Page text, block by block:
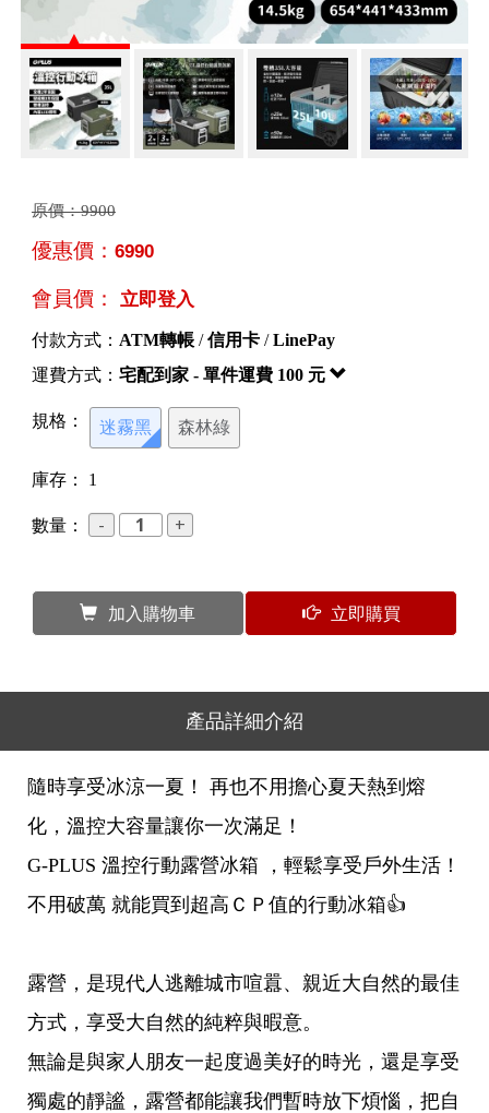
原價：9900
優惠價： 6990
會員價： 立即登入
付款方式： ATM轉帳/信用卡/LinePay
運費方式： 宅配到家 - 單件運費 100 元
規格： 迷霧黑 森林綠
庫存： 1
數量：
加入購物車 立即購買
產品詳細介紹
隨時享受冰涼一夏！ 再也不用擔心夏天熱到熔
化，溫控大容量讓你一次滿足！
G-PLUS 溫控行動露營冰箱 ，輕鬆享受戶外生活！
不用破萬 就能買到超高ＣＰ值的行動冰箱👍
露營，是現代人逃離城市喧囂、親近大自然的最佳
方式，享受大自然的純粹與暇意。
無論是與家人朋友一起度過美好的時光，還是享受
獨處的靜謐，露營都能讓我們暫時放下煩惱，把自